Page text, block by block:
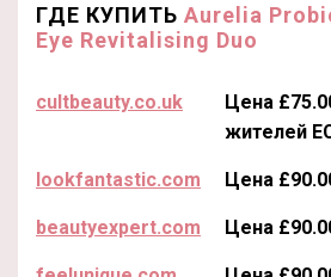
ГДЕ КУПИТЬ Aurelia
Eye Revitalising Duo
cultbeauty.co.uk
Цена
жителей
lookfantastic.com Цена
beautyexpert.com Цена